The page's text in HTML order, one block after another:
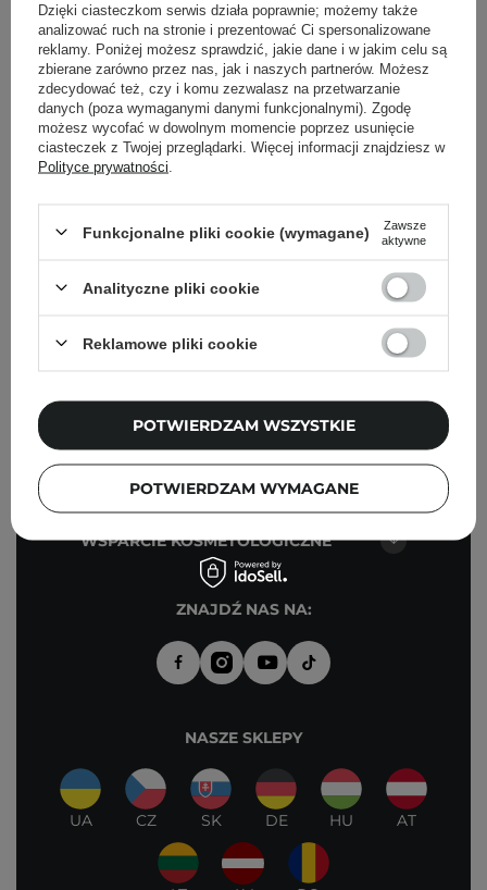
przetwarzanie moich danych przez
Cosibella sp. z o.o, zgodnie zpolityką
prywatności.
ZAPISZ SIĘ
COSIBELLA CORNER
KONTAKT
WSPARCIE KOSMETOLOGICZNE
ZNAJDŹ NAS NA:
NASZE SKLEPY
UA CZ SK DE HU AT
Dzięki ciasteczkom serwis działa poprawnie; możemy także
analizować ruch na stronie i prezentować Ci spersonalizowane
reklamy. Poniżej możesz sprawdzić, jakie dane i w jakim celu są
zbierane zarówno przez nas, jak i naszych partnerów. Możesz
zdecydować też, czy i komu zezwalasz na przetwarzanie
danych (poza wymaganymi danymi funkcjonalnymi). Zgodę
możesz wycofać w dowolnym momencie poprzez usunięcie
ciasteczek z Twojej przeglądarki. Więcej informacji znajdziesz w
Polityce prywatności
Funkcjonalne pliki cookie (wymagane)
Zawsze
aktywne
Analityczne pliki cookie
Reklamowe pliki cookie
POTWIERDZAM WYMAGANE
POTWIERDZAM WSZYSTKIE